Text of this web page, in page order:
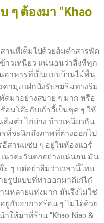
ๆ ต้องมา “Khao
ที่เต็มไปด้วยส้มตำสารพัด
าวเหนียว แน่นอนว่าสิ่งที่ทุก
าหารที่เป็นแบบบ้านไม้พื้น
คามุงแฝกนั่งรับลมริมทางริม
ดมาอย่างสบาย ๆ มาก หรือ
อมโต๊ะกับเก้าอี้เป็นชุด ๆ ให้
มตำ ไก่ย่าง ข้าวเหนียวกัน
ที่จะนึกถึงภาพที่ต่างออกไป
สานแซ่บ ๆ อยู่ในห้องแอร์
นวตะวันตกอย่างแน่นอน มัน
ๆ แต่อย่าลืมว่าเวลานี้ไทย
ยรูปแบบที่ทำออกมาดีเก๋ไก๋
นหลายแห่งมาก มันจึงไม่ใช่
ยู่กับอากาศร้อน ๆ ไม่ได้ด้วย
ให้มาที่ร้าน “Khao Niao &